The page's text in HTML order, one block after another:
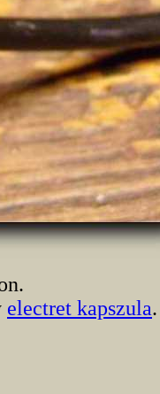
electret kapszula.